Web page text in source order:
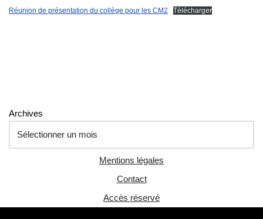
Réunion de présentation du collège pour les CM2 Télécharger
Archives
Mentions légales
Contact
Accès réservé